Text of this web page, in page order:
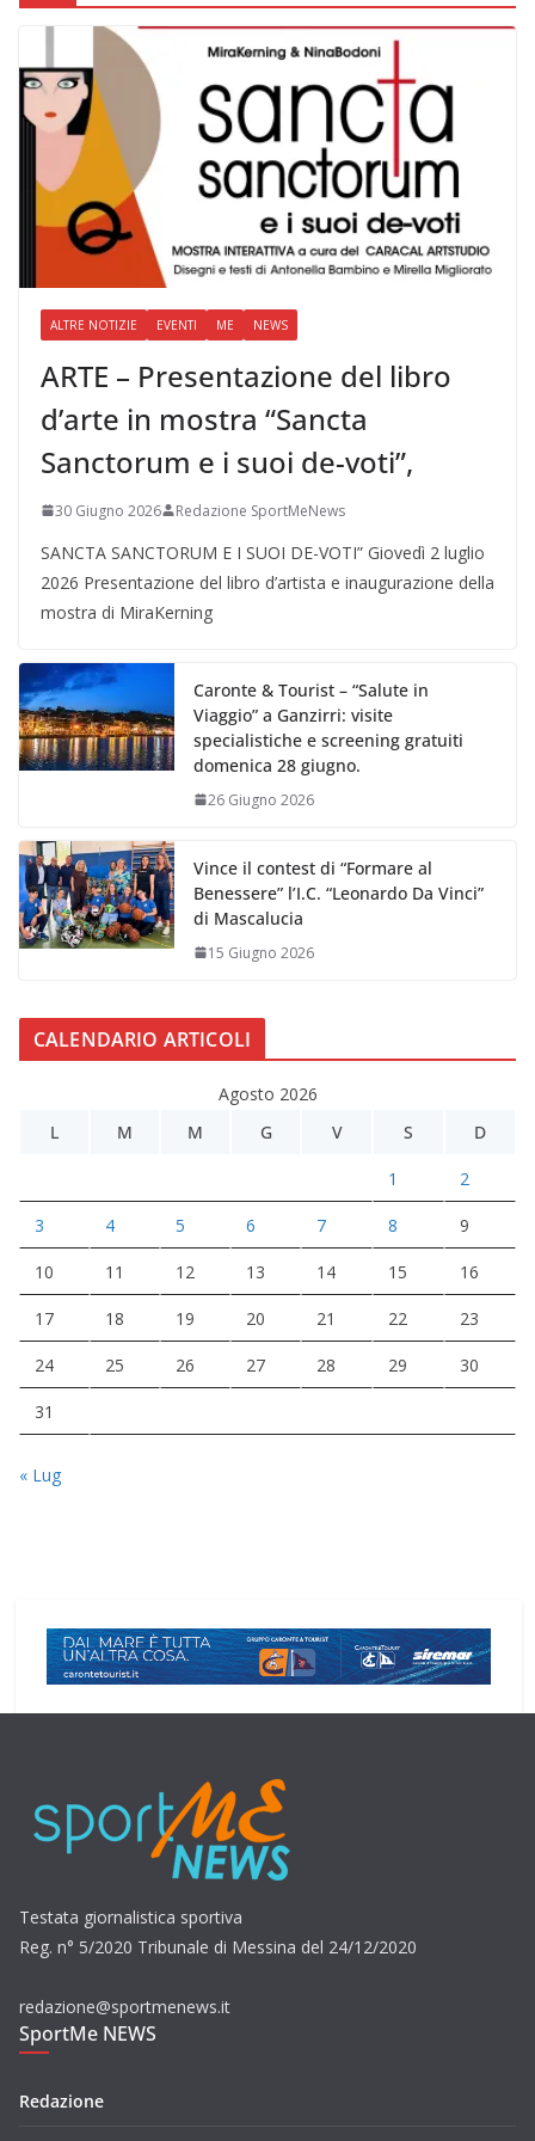
ALTRE NOTIZIE EVENTI ME NEWS
ARTE – Presentazione del libro
d’arte in mostra “Sancta
Sanctorum e i suoi de-voti”,
30 Giugno 2026 Redazione SportMeNews
SANCTA SANCTORUM E I SUOI DE-VOTI” Giovedì 2 luglio
2026 Presentazione del libro d’artista e inaugurazione della
mostra di MiraKerning
Caronte & Tourist – “Salute in
Viaggio” a Ganzirri: visite
specialistiche e screening gratuiti
domenica 28 giugno.
26 Giugno 2026
Vince il contest di “Formare al
Benessere” l’I.C. “Leonardo Da Vinci”
di Mascalucia
15 Giugno 2026
CALENDARIO ARTICOLI
Agosto 2026
L
M M G V S D
1 2
3 4 5 6 7 8 9
10 11 12 13 14 15 16
17 18 19 20 21 22 23
24 25 26 27 28 29 30
31
« Lug
Testata giornalistica sportiva
Reg. n° 5/2020 Tribunale di Messina del 24/12/2020
redazione@sportmenews.it
SportMe NEWS
Redazione